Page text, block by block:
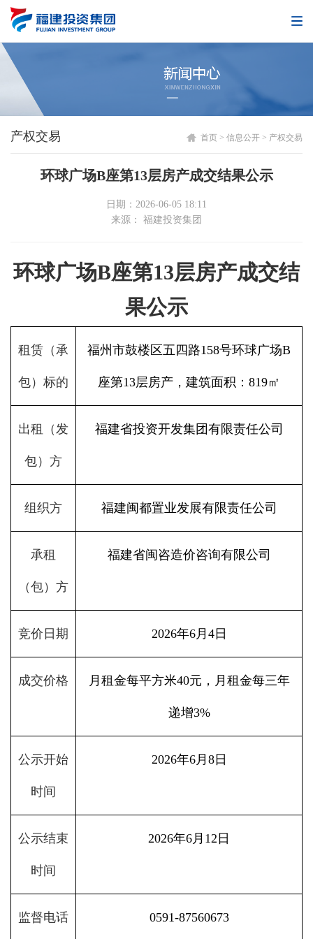
产权交易 首页 > 信息公开 > 产权交易
环球广场B座第13层房产成交结果公示
日期：2026-06-05 18:11
来源： 福建投资集团
环球广场B座第13层房产成交结
果公示
租赁（承
包）标的
福州市鼓楼区五四路158号环球广场B
座第13层房产，建筑面积：819㎡
出租（发
包）方
福建省投资开发集团有限责任公司
组织方 福建闽都置业发展有限责任公司
承租
（包）方
福建省闽咨造价咨询有限公司
竞价日期 2026年6月4日
成交价格 月租金每平方米40元，月租金每三年
递增3%
公示开始
时间
2026年6月8日
公示结束
时间
2026年6月12日
监督电话 0591-87560673